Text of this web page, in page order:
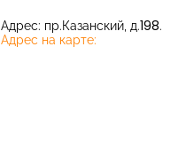
Адрес: пр.Казанский, д.198.
Адрес на карте: